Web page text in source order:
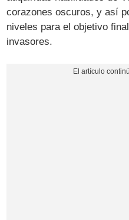
corazones oscuros, y así
niveles para el objetivo
invasores.